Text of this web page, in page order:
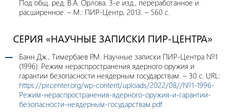
Под общ. ред. В.А. Орлова. 3-е изд., переработанное и
расширенное. – М.: ПИР-Центр, 2013. – 560 с.
СЕРИЯ «НАУЧНЫЕ ЗАПИСКИ ПИР-ЦЕНТРА»
Банн Дж., Тимербаев Р.М. Научные записки ПИР-Центра №1
(1996): Режим нераспространения ядерного оружия и
гарантии безопасности неядерным государствам. – 30 с. URL:
https://pircenter.org/wp-content/uploads/2022/08//№1-1996-
Режим-нераспространения-ядерного-оружия-и-гарантии-
безопасности-неядерным-государствам.pdf